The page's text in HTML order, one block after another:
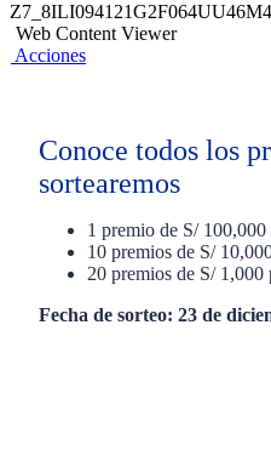
Web Content Viewer
Acciones
Conoce todos los
sortearemos
1 premio de S/
10 premios de S/
20 premios de S/ 1,000
Fecha de sorteo: 23 de